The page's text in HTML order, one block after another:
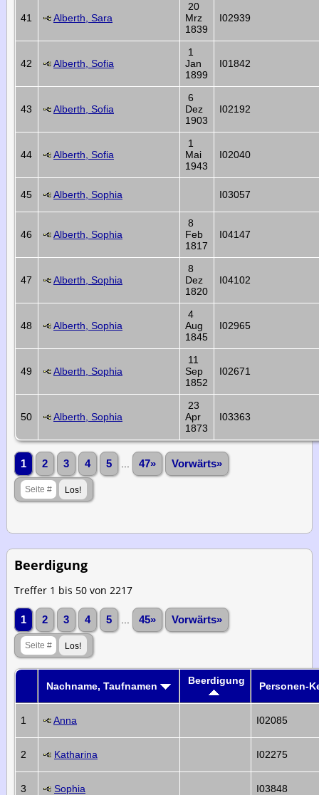
41 Alberth, Sara
20
Mrz
1839
I02939
42 Alberth, Sofia
1
Jan
1899
I01842
43 Alberth, Sofia
6
Dez
1903
I02192
44 Alberth, Sofia
1
Mai
1943
I02040
45 Alberth, Sophia I03057
46 Alberth, Sophia
8
Feb
1817
I04147
47 Alberth, Sophia
8
Dez
1820
I04102
48 Alberth, Sophia
4
Aug
1845
I02965
49 Alberth, Sophia
11
Sep
1852
I02671
50 Alberth, Sophia
23
Apr
1873
I03363
1 2 3 4 5 47» Vorwärts»
Beerdigung
Treffer 1 bis 50 von 2217
1 2 3 4 5 45» Vorwärts»
Nachname, Taufnamen Beerdigung Personen-
1 Anna I02085
2 Katharina I02275
3 Sophia I03848